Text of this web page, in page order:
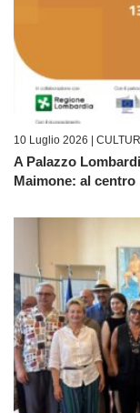
10 Luglio 2026 |
A Palazzo
Maimone: al centro